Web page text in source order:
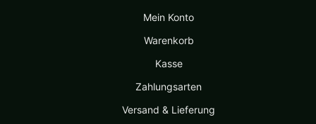
Mein Konto
Warenkorb
Kasse
Zahlungsarten
Versand & Lieferung